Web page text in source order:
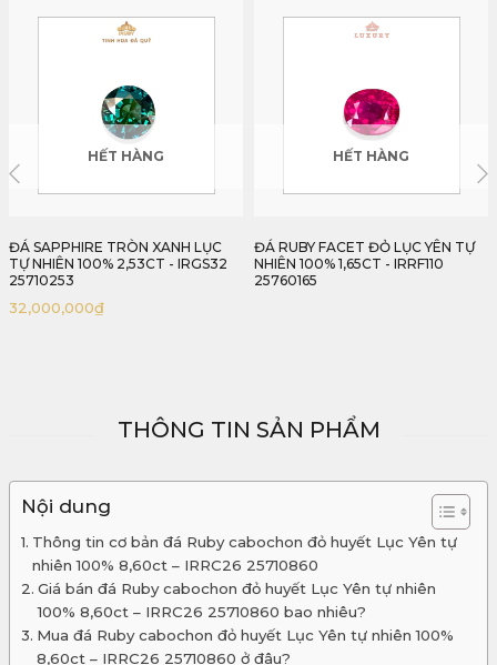
HẾT HÀNG
ĐÁ RUBY FACET ĐỎ LỤC YÊN TỰ
NHIÊN 100% 1,65CT - IRRF110
25760165
HẾT HÀNG
ĐÁ RUBY CABOCHON LỤC YÊN
9,82CT - IRRC240 2407982
31,000,000
THÔNG TIN SẢN PHẨM
Nội dung
Thông tin cơ bản đá Ruby cabochon đỏ huyết Lục Yên tự
nhiên 100% 8,60ct – IRRC26 25710860
Giá bán đá Ruby cabochon đỏ huyết Lục Yên tự nhiên
100% 8,60ct – IRRC26 25710860 bao nhiêu?
Mua đá Ruby cabochon đỏ huyết Lục Yên tự nhiên 100%
8,60ct – IRRC26 25710860 ở đâu?